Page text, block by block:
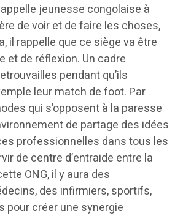
appelle jeunesse congolaise à
de voir et de faire les choses,
il rappelle que ce siège va être
et de réflexion. Un cadre
pendant qu’ils
leur match de foot. Par
qui s’opposent à la paresse
de partage des idées
professionnelles dans tous les
de centre d’entraide entre la
ONG, il y aura des
des infirmiers, sportifs,
pour créer une synergie